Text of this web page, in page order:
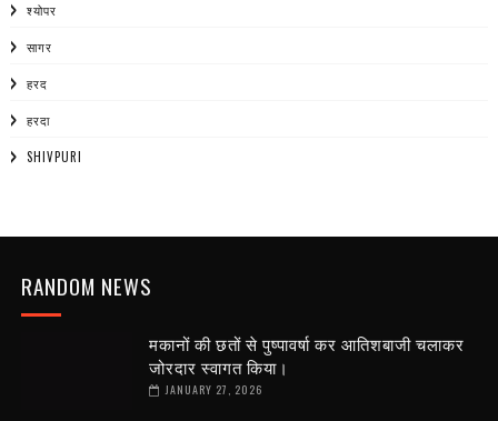
श्योपर
सागर
हरद
हरदा
SHIVPURI
RANDOM NEWS
मकानों की छतों से पुष्पावर्षा कर आतिशबाजी चलाकर
जोरदार स्वागत किया।
JANUARY 27, 2026